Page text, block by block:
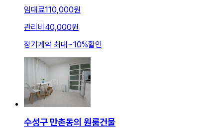
임대료110,000원
관리비 40,000원
장기계약 최대~10%할인
수성구 만촌동의 원룸건물